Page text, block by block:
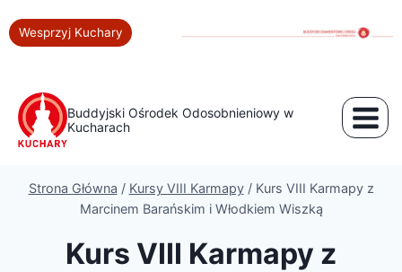
Wesprzyj Kuchary
Buddyjski Ośrodek Odosobnieniowy w
Kucharach
Strona Główna / Kursy VIII Karmapy / Kurs VIII Karmapy z
Marcinem Barańskim i Włodkiem Wiszką
Kurs VIII Karmapy z